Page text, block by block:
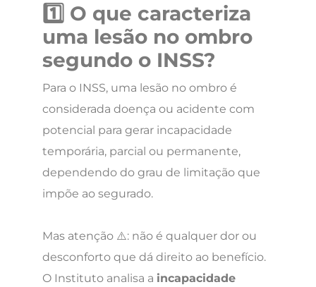
1️⃣ O que caracteriza
uma lesão no ombro
segundo o INSS?
Para o INSS, uma lesão no ombro é
considerada doença ou acidente com
potencial para gerar incapacidade
temporária, parcial ou permanente,
dependendo do grau de limitação que
impõe ao segurado.
Mas atenção ⚠️: não é qualquer dor ou
desconforto que dá direito ao benefício.
O Instituto analisa a incapacidade